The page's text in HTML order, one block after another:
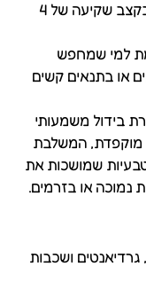
CHASE במידה 3.5 במשקל של 20 גרם בקצב שקיעה של 4
למי שמחפש
או בתנאים קשים
בידול משמעותי
מוקפדת, המשלבת
שמושכות את
נמוכה או בזרמים.
גרדיאנטים ושכבות